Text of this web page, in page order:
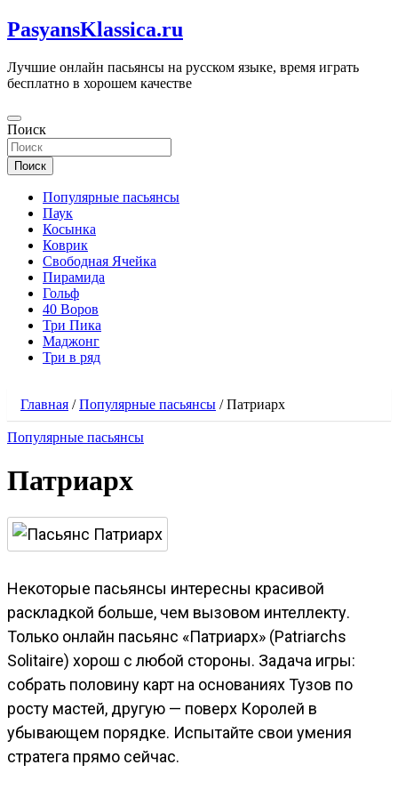
Перейти
к
PasyansKlassica.ru
Лучшие онлайн пасьянсы на русском языке, время играть
бесплатно в хорошем качестве
Поиск
Поиск
Популярные пасьянсы
Паук
Косынка
Коврик
Свободная Ячейка
Пирамида
Гольф
40 Воров
Три Пика
Маджонг
Три в ряд
Главная /Популярные пасьянсы /Патриарх
Популярные пасьянсы
Патриарх
Некоторые пасьянсы интересны красивой
раскладкой больше, чем вызовом интеллекту.
Только онлайн пасьянс «Патриарх» (Patriarchs
Solitaire) хорош с любой стороны. Задача игры:
собрать половину карт на основаниях Тузов по
росту мастей, другую — поверх Королей в
убывающем порядке. Испытайте свои умения
стратега прямо сейчас.